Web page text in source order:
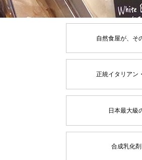
自然食屋が、そ
正統イタリアン
日本最大級
合成乳化